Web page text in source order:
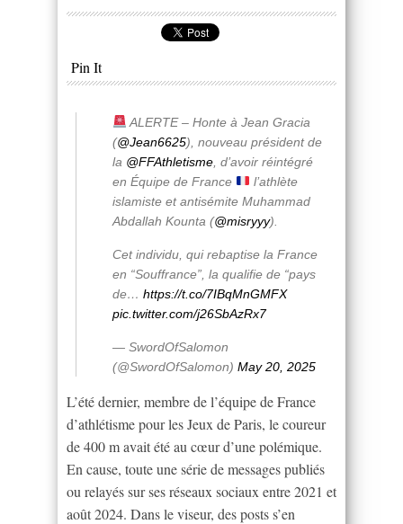
Pin It
ALERTE – Honte à Jean Gracia
(@Jean6625), nouveau président de
la @FFAthletisme , d’avoir réintégré
en Équipe de France
l’athlète
islamiste et antisémite Muhammad
Abdallah Kounta (@misryyy).
Cet individu, qui rebaptise la France
en “Souffrance”, la qualifie de “pays
de… https://t.co/7IBqMnGMFX
pic.twitter.com/j26SbAzRx7
— SwordOfSalomon
(@SwordOfSalomon) May 20, 2025
L’été dernier, membre de l’équipe de France
d’athlétisme pour les Jeux de Paris, le coureur
de 400 m avait été au cœur d’une polémique.
En cause, toute une série de messages publiés
ou relayés sur ses réseaux sociaux entre 2021 et
août 2024. Dans le viseur, des posts s’en